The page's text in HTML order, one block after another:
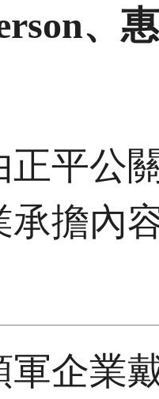
、
平公
承擔內
軍企業